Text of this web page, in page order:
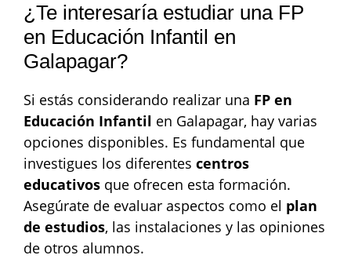
¿Te interesaría estudiar una FP
en Educación Infantil en
Galapagar?
Si estás considerando realizar una FP en
Educación Infantil en Galapagar, hay varias
opciones disponibles. Es fundamental que
investigues los diferentes centros
educativos que ofrecen esta formación.
Asegúrate de evaluar aspectos como el plan
de estudios, las instalaciones y las opiniones
de otros alumnos.